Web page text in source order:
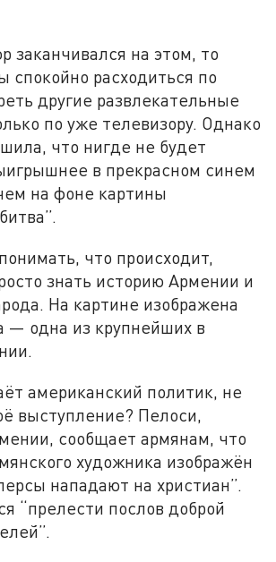
заканчивался на этом, то
спокойно расходиться по
другие развлекательные
по уже телевизору. Однако
что нигде не будет
в прекрасном синем
на фоне картины
что происходит,
знать историю Армении и
На картине изображена
— одна из крупнейших в
американский политик, не
выступление? Пелоси,
сообщает армянам, что
художника изображён
нападают на христиан”.
“прелести послов доброй